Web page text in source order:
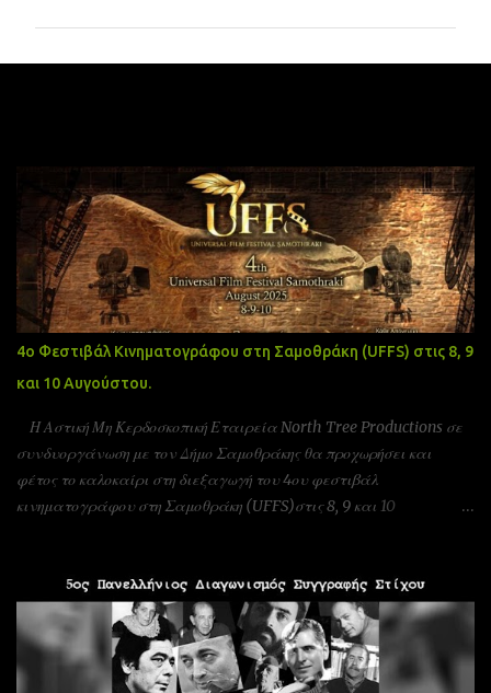
4ο Φεστιβάλ Κινηματογράφου στη Σαμοθράκη (UFFS) στις 8, 9
και 10 Αυγούστου.
Η Αστική Μη Κερδοσκοπική Εταιρεία North Tree Productions σε
συνδυοργάνωση με τον Δήμο Σαμοθράκης θα προχωρήσει και
φέτος το καλοκαίρι στη διεξαγωγή του 4ου φεστιβάλ
κινηματογράφου στη Σαμοθράκη (UFFS)στις 8, 9 και 10
πρεσβίας Τσεχίας όπως επίσης και υπο την Αιγίδα της Unesco
Πειραιώς και νήσων και της Action Art καθώς και της Εταιρεία
Ελλήνων Σκηνοθετών και της Ένωσης Σεναριογράφων Ελλάδας. Το
παγκόσμιο φεστιβάλ ταινιών μικρού μήκους Σαμοθράκης είναι